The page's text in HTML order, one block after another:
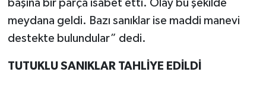
başına bir parça isabet etti. Olay bu şekilde
meydana geldi. Bazı sanıklar ise maddi manevi
destekte bulundular” dedi.
TUTUKLU SANIKLAR TAHLİYE EDİLDİ